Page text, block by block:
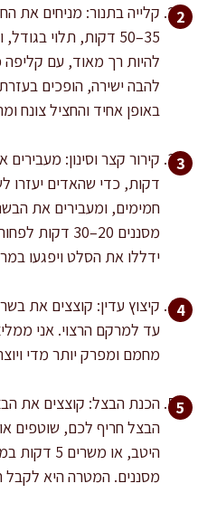
קלייה בתנור: מניחים את
35–50 דקות, תלוי
להיות רך מאוד, עם
להבה ישירה, הופכים
באופן אחיד והחציל צונח
דקות, כדי שהאדים יעזרו
חמימים, ומעבירים את
מסננים 20–30
ידללו את הסלט ויפגעו
קיצוץ עדין: קוצצים את
עד למרקם הרצוי. אני
מחמם ומפרק יותר מדי
הכנת הבצל: קוצצים את
מסננים. המטרה היא לקבל